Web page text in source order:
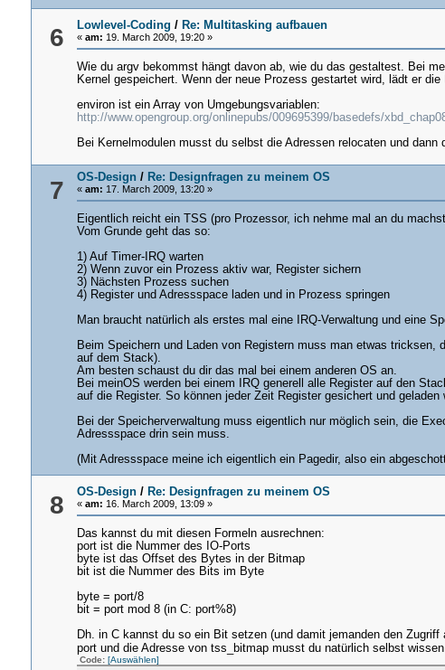
6 Lowlevel-Coding / Re: Multitasking aufbauen
«am: 19. March 2009, 19:20 »
Wie du argv bekommst hängt davon ab, wie du das gestaltest. Bei
Kernel gespeichert. Wenn der neue Prozess gestartet wird, lädt er
environ ist ein Array von Umgebungsvariablen:
http://www.opengroup.org/onlinepubs/009695399/basedefs/
Bei Kernelmodulen musst du selbst die Adressen relocaten und
7 OS-Design / Re: Designfragen zu meinem OS
«am: 17. March 2009, 13:20 »
Eigentlich reicht ein TSS (pro Prozessor, ich nehme mal an du
Vom Grunde geht das so:
1) Auf Timer-IRQ warten
2) Wenn zuvor ein Prozess aktiv war, Register sichern
3) Nächsten Prozess suchen
4) Register und Adressspace laden und in Prozess springen
Man braucht natürlich als erstes mal eine IRQ-Verwaltung und eine
Beim Speichern und Laden von Registern muss man etwas
auf dem Stack).
Am besten schaust du dir das mal bei einem anderen OS an.
Bei meinOS werden bei einem IRQ generell alle Register auf den
auf die Register. So können jeder Zeit Register gesichert und geladen
Bei der Speicherverwaltung muss eigentlich nur möglich sein, die
Adressspace drin sein muss.
(Mit Adressspace meine ich eigentlich ein Pagedir, also ein
8 OS-Design / Re: Designfragen zu meinem OS
«am: 16. March 2009, 13:09 »
Das kannst du mit diesen Formeln ausrechnen:
port ist die Nummer des IO-Ports
byte ist das Offset des Bytes in der Bitmap
bit ist die Nummer des Bits im Byte
byte = port/8
bit = port mod 8 (in C: port%8)
Dh. in C kannst du so ein Bit setzen (und damit jemanden den Zugriff
port und die Adresse von tss_bitmap musst du natürlich selbst
Code: [Auswählen]